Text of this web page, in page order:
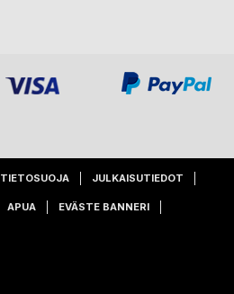
TIETOSUOJA JULKAISUTIEDOT
APUA EVÄSTE BANNERI